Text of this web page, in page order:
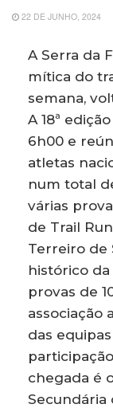
22 DE JUNHO, 2024
A Serra da
mítica do
semana,
A 18ª
6h00 e
atletas
num total
várias
de Trail
Terreiro de
histórico
provas de
associação
das
chegada é
Secundária